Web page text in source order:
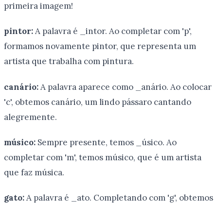
primeira imagem!
pintor:A palavra é _intor. Ao completar com 'p',
formamos novamente pintor, que representa um
artista que trabalha com pintura.
canário:A palavra aparece como _anário. Ao colocar
'c', obtemos canário, um lindo pássaro cantando
alegremente.
músico: Sempre presente, temos _úsico. Ao
completar com 'm', temos músico, que é um artista
que faz música.
gato:A palavra é _ato. Completando com 'g', obtemos